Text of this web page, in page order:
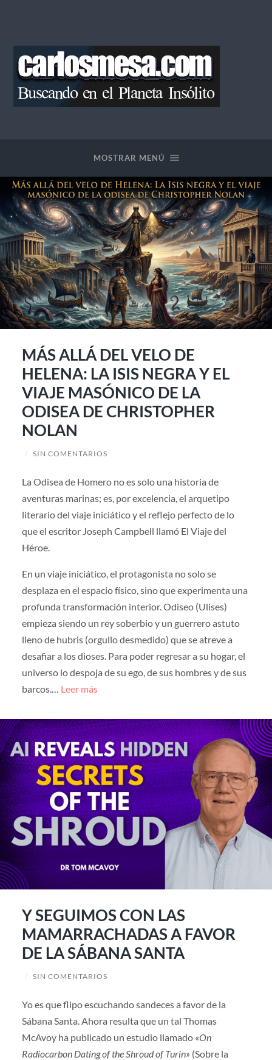
MOSTRAR MENÚ
MÁS ALLÁ DEL VELO DE
HELENA: LA ISIS NEGRA Y EL
VIAJE MASÓNICO DE LA
ODISEA DE CHRISTOPHER
NOLAN
/ SIN COMENTARIOS
La Odisea de Homero no es solo una historia de
aventuras marinas; es, por excelencia, el arquetipo
literario del viaje iniciático y el reflejo perfecto de lo
que el escritor Joseph Campbell llamó El Viaje del
Héroe.
En un viaje iniciático, el protagonista no solo se
desplaza en el espacio físico, sino que experimenta una
profunda transformación interior. Odiseo (Ulises)
empieza siendo un rey soberbio y un guerrero astuto
lleno de hubris (orgullo desmedido) que se atreve a
desafiar a los dioses. Para poder regresar a su hogar, el
universo lo despoja de su ego, de sus hombres y de sus
barcos.… Leer más
Y SEGUIMOS CON LAS
MAMARRACHADAS A FAVOR
DE LA SÁBANA SANTA
/ SIN COMENTARIOS
Yo es que flipo escuchando sandeces a favor de la
Sábana Santa. Ahora resulta que un tal Thomas
McAvoy ha publicado un estudio llamado «On
Radiocarbon Dating of the Shroud of Turin» (Sobre la